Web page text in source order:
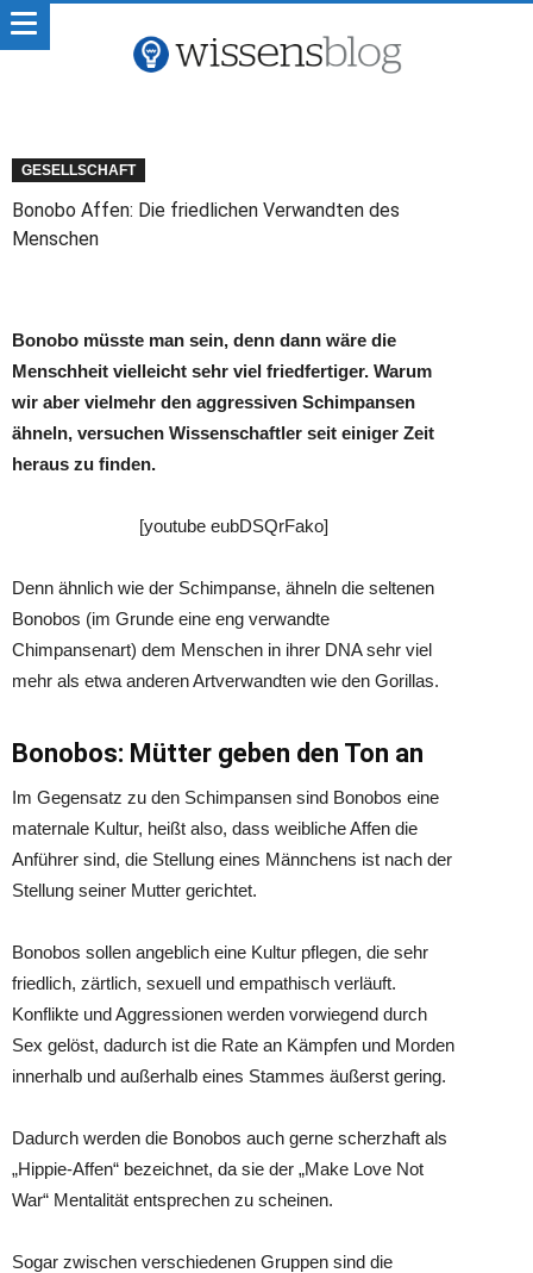
GESELLSCHAFT
Bonobo Affen: Die friedlichen Verwandten des
Menschen
Bonobo müsste man sein, denn dann wäre die
Menschheit vielleicht sehr viel friedfertiger. Warum
wir aber vielmehr den aggressiven Schimpansen
ähneln, versuchen Wissenschaftler seit einiger Zeit
heraus zu finden.
[youtube eubDSQrFako]
Denn ähnlich wie der Schimpanse, ähneln die seltenen
Bonobos (im Grunde eine eng verwandte
Chimpansenart) dem Menschen in ihrer DNA sehr viel
mehr als etwa anderen Artverwandten wie den Gorillas.
Bonobos: Mütter geben den Ton an
Im Gegensatz zu den Schimpansen sind Bonobos eine
maternale Kultur, heißt also, dass weibliche Affen die
Anführer sind, die Stellung eines Männchens ist nach der
Stellung seiner Mutter gerichtet.
Bonobos sollen angeblich eine Kultur pflegen, die sehr
friedlich, zärtlich, sexuell und empathisch verläuft.
Konflikte und Aggressionen werden vorwiegend durch
Sex gelöst, dadurch ist die Rate an Kämpfen und Morden
innerhalb und außerhalb eines Stammes äußerst gering.
Dadurch werden die Bonobos auch gerne scherzhaft als
„Hippie-Affen“ bezeichnet, da sie der „Make Love Not
War“ Mentalität entsprechen zu scheinen.
Sogar zwischen verschiedenen Gruppen sind die